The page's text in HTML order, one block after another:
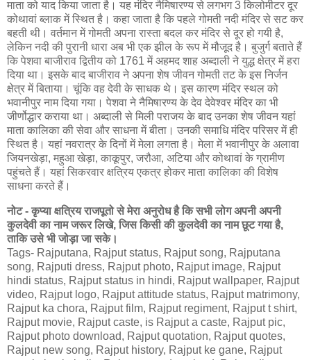
माता को याद किया जाता है। यह मंदिर नैमिषारण्य से लगभग 3 किलोमीटर दूर
कोथावां ब्लाक में स्थित है। कहा जाता है कि पहले गोमती नदी मंदिर से सट कर
बहती थी। वर्तमान में गोमती अपना रास्ता बदल कर मंदिर से दूर हो गयी है,
लेकिन नदी की पुरानी धारा अब भी एक झील के रूप में मौजूद है। बुजुर्ग बताते हैं
कि पेशवा बाजीराव द्वितीय को 1761 में अहमद शाह अब्दाली ने युद्ध क्षेत्र में हरा
दिया था। इसके बाद बाजीराव ने अपना शेष जीवन गोमती तट के इस निर्जन
क्षेत्र में बिताया। चूंकि वह देवी के साधक थे। इस कारण मंदिर स्थल को
भवानीपुर नाम दिया गया। पेशवा ने नैमिषारण्य के देव देवेश्वर मंदिर का भी
जीर्णोद्धार कराया था। अब्दाली से मिली पराजय के बाद उनका शेष जीवन यहां
माता कालिका की सेवा और साधना में बीता। उनकी समाधि मंदिर परिसर में ही
स्थित है। यहां नवरात्र के दिनों में मेला लगता है। मेला में भवानीपुर के अलावा
जियनखेड़ा, महुआ खेड़ा, काकूपुर, जरौआ, अटिया और कोथावां के ग्रामीण
पहुंचते हैं। यहां सिकरवार क्षत्रिय एकत्र होकर माता कालिका की विशेष
साधना करते हैं।
नोट - कृप्या क्षत्रिय राजपूतो से मेरा अनुरोध है कि सभी लोग अपनी अपनी
कुलदेवी का नाम जरूर लिखे, जिस किसी की कुलदेवी का नाम छूट गया है,
ताकि उसे भी जोड़ा जा सके।
Tags- Rajputana, Rajput status, Rajput song, Rajputana
song, Rajputi dress, Rajput photo, Rajput image, Rajput
hindi status, Rajput status in hindi, Rajput wallpaper, Rajput
video, Rajput logo, Rajput attitude status, Rajput matrimony,
Rajput ka chora, Rajput film, Rajput regiment, Rajput t shirt,
Rajput movie, Rajput caste, is Rajput a caste, Rajput pic,
Rajput photo download, Rajput quotation, Rajput quotes,
Rajput new song, Rajput history, Rajput ke gane, Rajput